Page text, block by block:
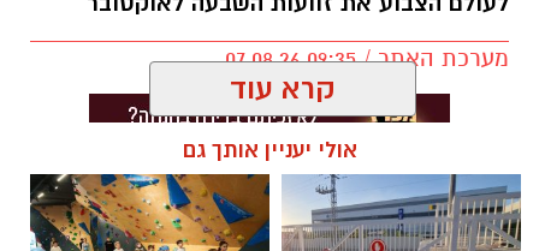
מערכת האתר / 09:35 07.08.26
תגים:בוי ג'ורג'
קרא עוד
אולי יעניין אותך גם